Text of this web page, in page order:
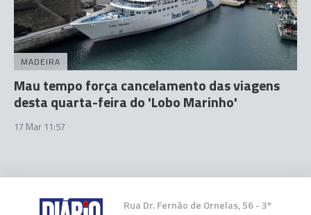
MADEIRA
Mau tempo força cancelamento das viagens
desta quarta-feira do 'Lobo Marinho'
17 Mar 11:57
Rua Dr. Fernão de Ornelas, 56 - 3º